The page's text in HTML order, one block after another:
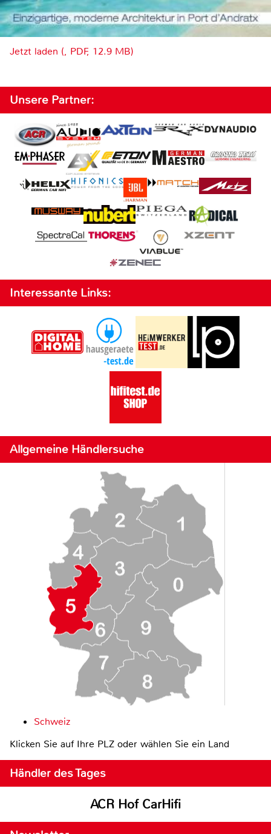
Jetzt laden (, PDF, 12.9 MB)
Unsere Partner:
Interessante Links:
Allgemeine Händlersuche
Schweiz
Klicken Sie auf Ihre PLZ oder wählen Sie ein Land
Händler des Tages
ACR Hof CarHifi